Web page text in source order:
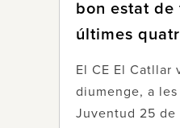
bon estat de
últimes
El CE El Catllar
diumenge, a les
Juventud 25 de